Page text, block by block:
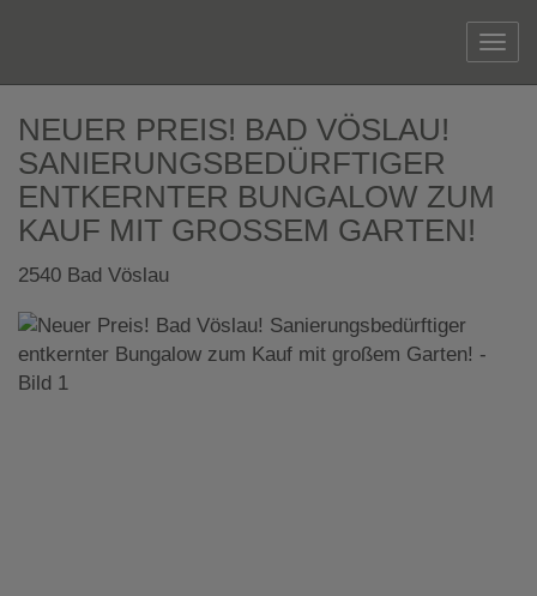
NEUER PREIS! BAD VÖSLAU!
SANIERUNGSBEDÜRFTIGER
ENTKERNTER BUNGALOW ZUM
KAUF MIT GROSSEM GARTEN!
2540 Bad Vöslau